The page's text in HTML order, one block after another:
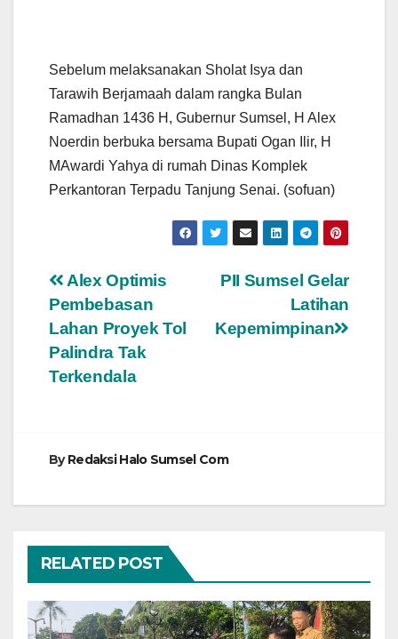
Sebelum melaksanakan Sholat Isya dan
Tarawih Berjamaah dalam rangka Bulan
Ramadhan 1436 H, Gubernur Sumsel, H Alex
Noerdin berbuka bersama Bupati Ogan Ilir, H
MAwardi Yahya di rumah Dinas Komplek
Perkantoran Terpadu Tanjung Senai. (sofuan)
Navigasi
pos
PII Sumsel Gelar
Latihan
Kepemimpinan
Alex Optimis
Pembebasan
Lahan Proyek Tol
Palindra Tak
Terkendala
ByRedaksi Halo Sumsel Com
RELATED POST